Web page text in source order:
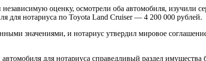
независимую оценку, осмотрели оба автомобиля, изучили
для нотариуса по Toyota Land Cruiser — 4 200 000 рублей.
значениями, и нотариус утвердил мировое
автомобиля для нотариуса справедливый раздел